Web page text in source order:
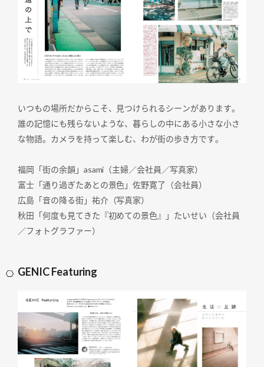
いつもの場所だからこそ、見つけられるシーンがあります。
誰の記憶にも残らないような、暮らしの中にある小さな小さ
な物語。カメラを持って楽しむ、わが街の歩き方です。
福岡「街の余韻」asami（主婦／会社員／写真家）
富士「通り過ぎたあとの景色」佐野寛了（会社員）
広島「音の降る街」祐介（写真家）
秋田「何度も見てきた『初めての景色』」たいせい（会社員
／フォトグラファー）
GENIC Featuring